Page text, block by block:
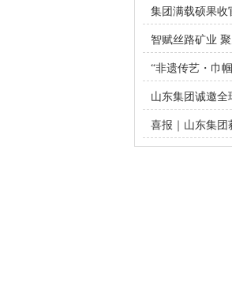
济宁主题活动
集团满载硕果收
会
智赋丝路矿业 聚力共赢发展｜山
东集团惊艳亮相
“非遗传艺・巾
目共建签约仪式
山东集团诚邀全
博会
喜报｜山东集团
省出口品牌企业